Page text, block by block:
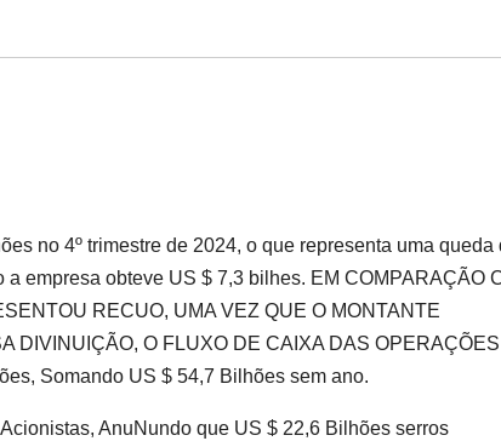
no 4º trimestre de 2024, o que representa uma queda
empresa obteve US $ 7,3 bilhes. EM COMPARAÇÃO
RECUO, UMA VEZ QUE O MONTANTE
DIVINUIÇÃO, O FLUXO DE CAIXA DAS OPERAÇÕES
Somando US $ 54,7 Bilhões sem ano.
AnuNundo que US $ 22,6 Bilhões serros